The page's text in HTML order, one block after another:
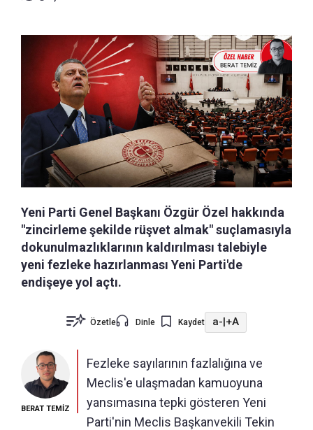
Yeni Parti Genel Başkanı Özgür Özel hakkında
"zincirleme şekilde rüşvet almak" suçlamasıyla
dokunulmazlıklarının kaldırılması talebiyle
yeni fezleke hazırlanması Yeni Parti'de
endişeye yol açtı.
Özetle Dinle Kaydet a- +A
BERAT TEMİZ
Fezleke sayılarının fazlalığına ve
Meclis'e ulaşmadan kamuoyuna
yansımasına tepki gösteren Yeni
Parti'nin Meclis Başkanvekili Tekin